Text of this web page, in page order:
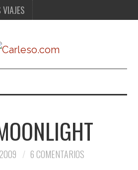
6 COMENTARIOS